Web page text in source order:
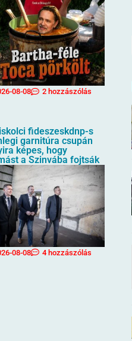
08-08 2 hozzászólás
fideszeskdnp-s
garnitúra csupán
képes, hogy
a Szinvába fojtsák
08-08 4 hozzászólás